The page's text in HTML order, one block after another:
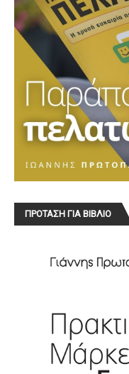
ΠΡΟΤΑΣΗ ΓΙΑ ΒΙΒΛΙΟ